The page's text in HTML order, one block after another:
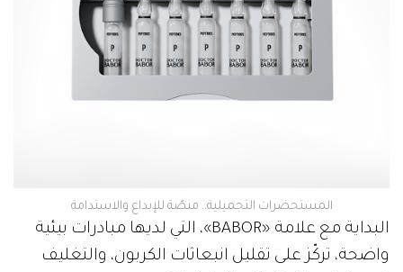
المستحضرات التجميلية.. منصّة للإبداع والاستدامة
البداية مع علامة «BABOR»، التي لديها مبادرات بيئية
واضحة، تركّز على تقليل انبعاثات الكربون، والتغليف